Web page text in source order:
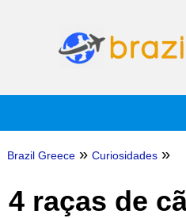
Brazil Greece » Curiosidades »
4 raças de